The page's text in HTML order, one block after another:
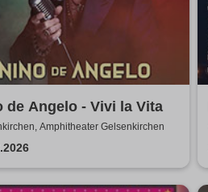
de Angelo - Vivi la Vita
Amphitheater Gelsenkirchen